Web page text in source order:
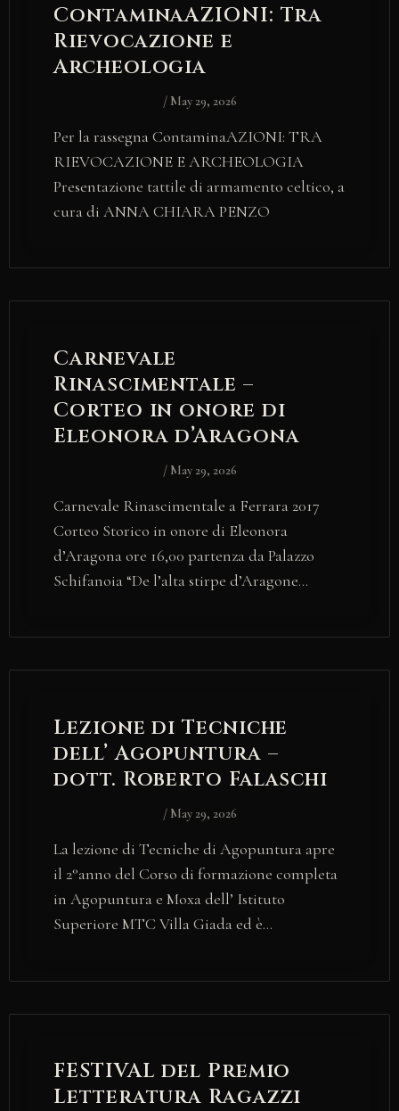
ContaminaAZIONI: Tra
Rievocazione e
Archeologia
/ May 29, 2026
Per la rassegna ContaminaAZIONI: TRA
RIEVOCAZIONE E ARCHEOLOGIA
Presentazione tattile di armamento celtico, a
cura di ANNA CHIARA PENZO
Carnevale
Rinascimentale –
Corteo in onore di
Eleonora d’Aragona
/ May 29, 2026
Carnevale Rinascimentale a Ferrara 2017
Corteo Storico in onore di Eleonora
d’Aragona ore 16,00 partenza da Palazzo
Schifanoia “De l’alta stirpe d’Aragone…
Lezione di Tecniche
dell’ Agopuntura –
dott. Roberto Falaschi
/ May 29, 2026
La lezione di Tecniche di Agopuntura apre
il 2°anno del Corso di formazione completa
in Agopuntura e Moxa dell’ Istituto
Superiore MTC Villa Giada ed è…
FESTIVAL del Premio
Letteratura Ragazzi